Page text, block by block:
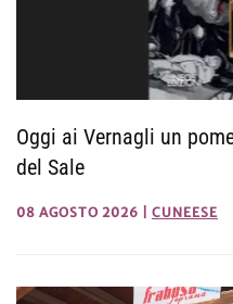
Oggi ai Vernagli un
del Sale
08 AGOSTO 2026 CUNEESE